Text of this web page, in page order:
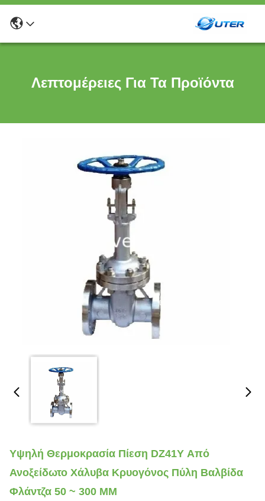
Λεπτομέρειες Για Τα Προϊόντα
Υψηλή Θερμοκρασία Πίεση DZ41Y Από
Ανοξείδωτο Χάλυβα Κρυογόνος Πύλη Βαλβίδα
Φλάντζα 50 ~ 300 MM